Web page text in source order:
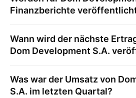
Finanzberichte
Wann wird der nächste
Dom Development S.A.
Was war der Umsatz von
S.A. im letzten Quartal?